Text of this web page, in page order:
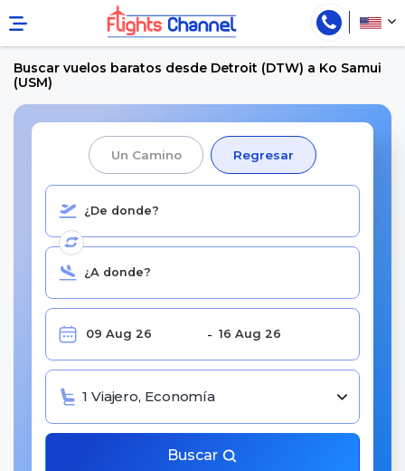
Buscar vuelos baratos desde Detroit (DTW) a Ko Samui
(USM)
Un Camino Regresar
1 Viajero, Economía
Buscar